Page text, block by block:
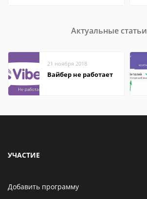
Актуальные статьи
21 ноября 2018
Вайбер не работает
УЧАСТИЕ
Добавить программу